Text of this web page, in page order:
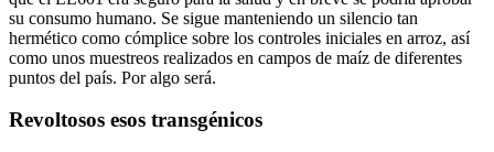
su consumo humano. Se sigue manteniendo un silencio tan
hermético como cómplice sobre los controles iniciales en arroz, así
como unos muestreos realizados en campos de maíz de diferentes
puntos del país. Por algo será.
Revoltosos esos transgénicos